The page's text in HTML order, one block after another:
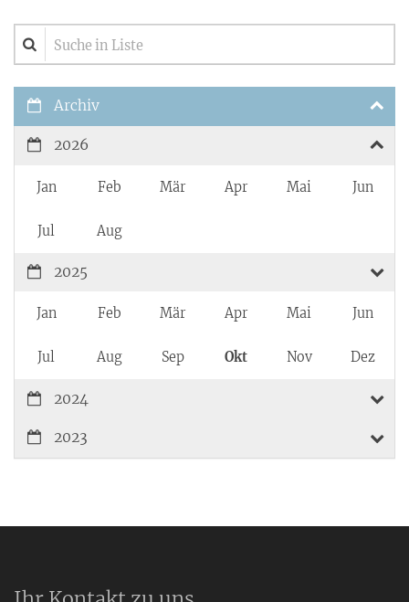
Suche in Liste
Archiv
2026
Jan Feb Mär Apr Mai Jun
Jul Aug
2025
Jan Feb Mär Apr Mai Jun
Jul Aug Sep Okt Nov Dez
2024
2023